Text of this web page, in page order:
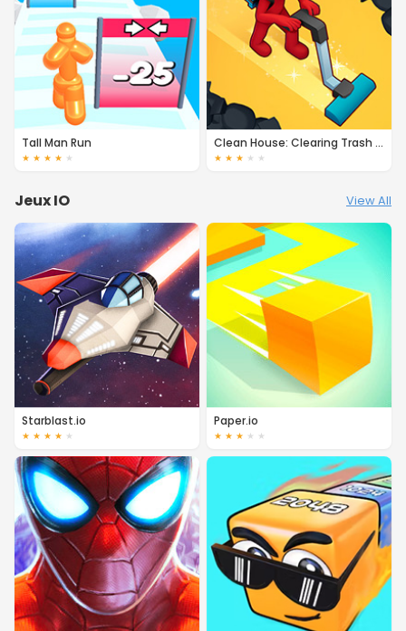
Tall Man Run
★ ★ ★ ★ ★
Clean House: Clearing Trash and Dirt
★ ★ ★ ★ ★
Jeux IO View All
Starblast.io
★ ★ ★ ★ ★
Paper.io
★ ★ ★ ★ ★